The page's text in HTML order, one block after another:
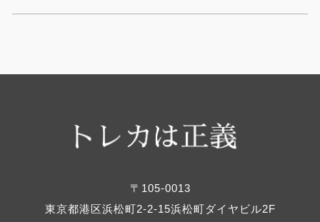
〒105-0013
東京都港区浜松町2-2-15浜松町ダイヤビル2F